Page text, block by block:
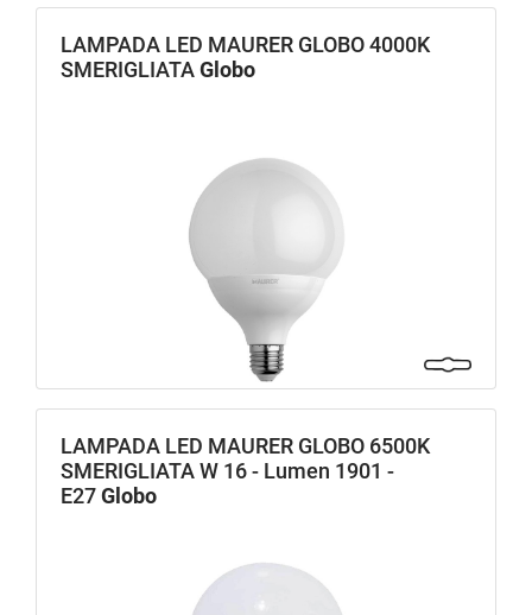
LAMPADA LED MAURER GLOBO 4000K
SMERIGLIATAGlobo
LAMPADA LED MAURER GLOBO 6500K
SMERIGLIATA W 16 - Lumen 1901 -
E27Globo